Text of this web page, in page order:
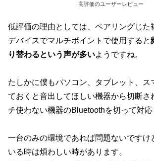
高評価のユーザーレビュー
低評価の理由としては、ペアリングじた
デバイスでマルチポイントで使用すると
り替わるという声が多いようですね。
たしかに僕もパソコン、タブレット、ス
ておくと音出してほしい機器から切断さ
チ使わない機器のBluetoothを切って対応
一台のみの環境であれば問題ないですけ
いる時は煩わしい時があります。